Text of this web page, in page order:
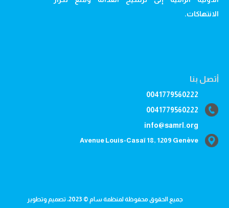
الانتهاكات.
أتصل بنا
0041779560222
0041779560222
info@samrl.org
Avenue Louis-Casaï 18, 1209 Genève
جميع الحقوق محفوظة لمنظمة سام © 2023، تصميم وتطوير